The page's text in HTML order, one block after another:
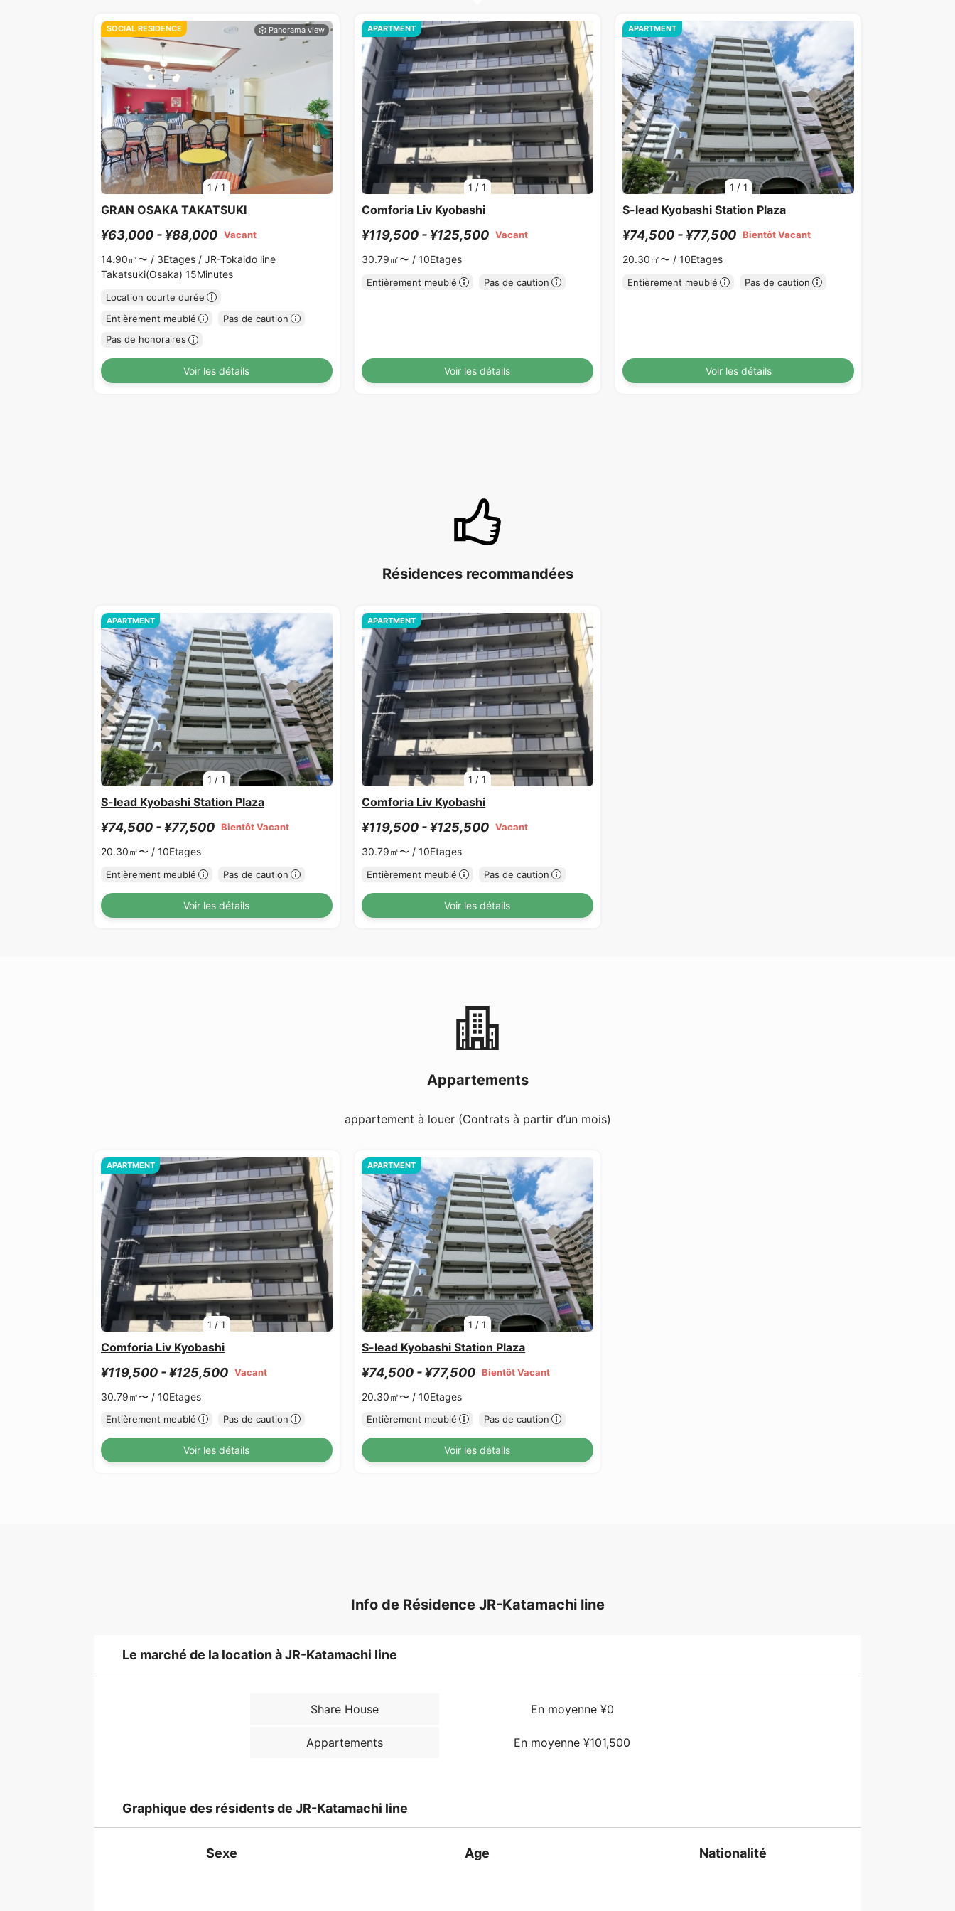
1 /1
SOCIAL RESIDENCE
GRAN OSAKA TAKATSUKI
¥63,000 - ¥88,000 Vacant
14.90㎡〜 / 3Etages / JR-Tokaido line
Takatsuki(Osaka) 15Minutes
Location courte durée
Entièrement meublé
Pas de caution
Pas de honoraires
Voir les détails
1 /1
APARTMENT
Comforia Liv Kyobashi
¥119,500 - ¥125,500 Vacant
30.79㎡〜 /10Etages
Entièrement meublé Pas de caution
Voir les détails
1 / 1
APARTMENT
S-lead Kyobashi Station Plaza
¥74,500 - ¥77,500 Bientôt Vacant
20.30㎡〜 /10Etages
Entièrement meublé Pas de caution
Voir les détails
Résidences recommandées
1 /1
APARTMENT
S-lead Kyobashi Station Plaza
¥74,500 - ¥77,500 Bientôt Vacant
20.30㎡〜 / 10Etages
Entièrement meublé Pas de caution
Voir les détails
1 /1
APARTMENT
Comforia Liv Kyobashi
¥119,500 - ¥125,500 Vacant
30.79㎡〜 /10Etages
Entièrement meublé Pas de caution
Voir les détails
Appartements
appartement à louer (Contrats à partir d’un mois)
1 /1
APARTMENT
Comforia Liv Kyobashi
¥119,500 - ¥125,500 Vacant
30.79㎡〜 / 10Etages
Entièrement meublé Pas de caution
Voir les détails
1 /1
APARTMENT
S-lead Kyobashi Station Plaza
¥74,500 - ¥77,500 Bientôt Vacant
20.30㎡〜 /10Etages
Entièrement meublé Pas de caution
Voir les détails
Info de Résidence JR-Katamachi line
Le marché de la location à JR-Katamachi line
Share House En moyenne ¥0
Appartements En moyenne ¥101,500
Graphique des résidents de JR-Katamachi line
Sexe Age Nationalité